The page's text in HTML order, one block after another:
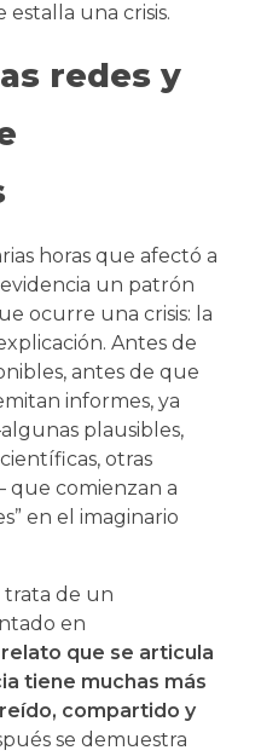
una crisis.
redes y
horas que afectó a
un patrón
ocurre una crisis: la
Antes de
antes de que
informes, ya
plausibles,
otras
que comienzan a
en el imaginario
trata de un
en
que se articula
tiene muchas más
compartido y
se demuestra